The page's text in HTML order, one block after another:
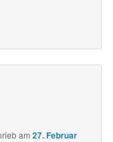
am27. Februar